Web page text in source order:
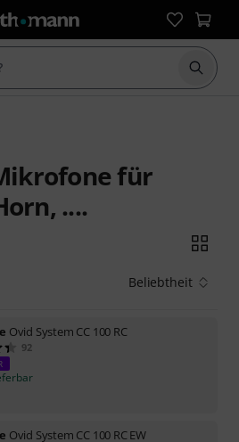
Suche
für
....
Beliebtheit
Ovid System CC 100 RC
92
Ovid System CC 100 RC EW